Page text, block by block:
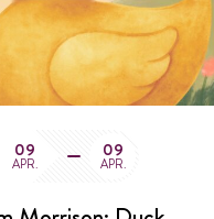
09
APR.
09
APR.